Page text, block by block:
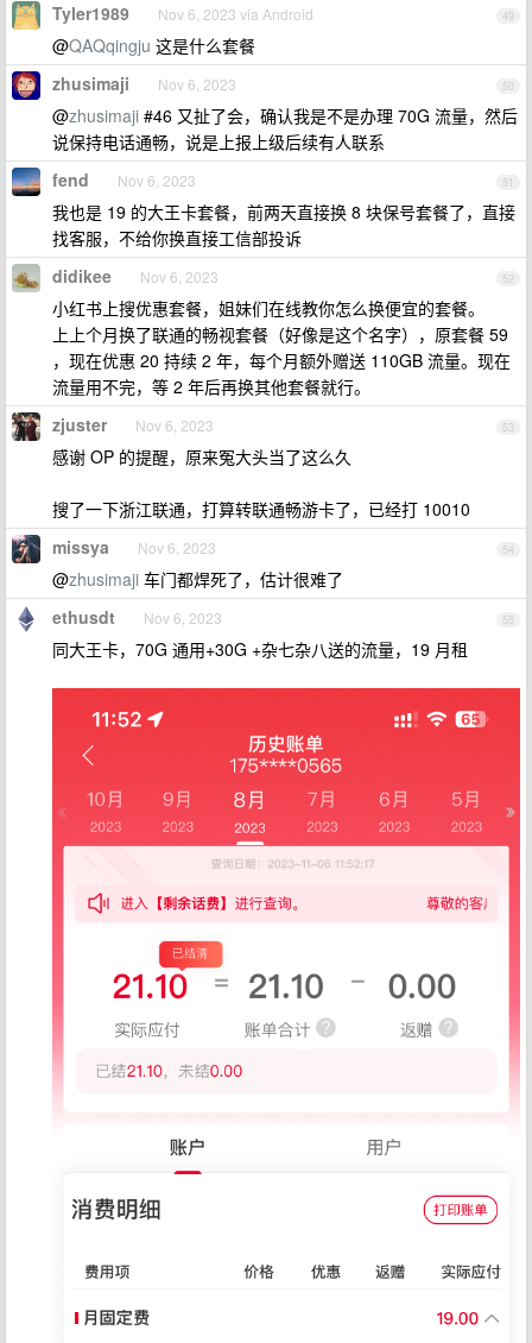
49
Tyler1989 Nov 6, 2023 via Android
@QAQqingju 这是什么套餐
50
zhusimaji Nov 6, 2023
@zhusimaji #46 又扯了会，确认我是不是办理 70G 流量，然后
说保持电话通畅，说是上报上级后续有人联系
51
fend Nov 6, 2023
我也是 19 的大王卡套餐，前两天直接换 8 块保号套餐了，直接
找客服，不给你换直接工信部投诉
52
didikee Nov 6, 2023
小红书上搜优惠套餐，姐妹们在线教你怎么换便宜的套餐。
上上个月换了联通的畅视套餐（好像是这个名字），原套餐 59
，现在优惠 20 持续 2 年，每个月额外赠送 110GB 流量。现在
流量用不完，等 2 年后再换其他套餐就行。
53
zjuster Nov 6, 2023
感谢 OP 的提醒，原来冤大头当了这么久
搜了一下浙江联通，打算转联通畅游卡了，已经打 10010
54
missya Nov 6, 2023
@zhusimaji 车门都焊死了，估计很难了
55
ethusdt Nov 6, 2023
同大王卡，70G 通用+30G +杂七杂八送的流量，19 月租